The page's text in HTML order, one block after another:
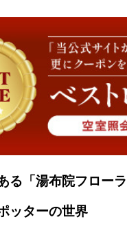
る「湯布院フロー
ッターの世界